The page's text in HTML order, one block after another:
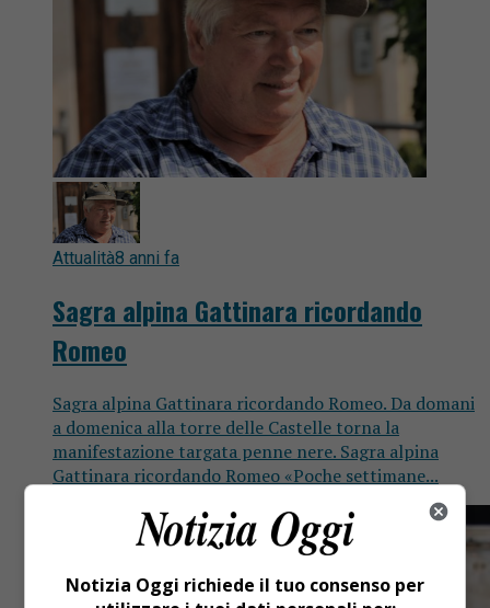
Attualità8 anni fa
Sagra alpina Gattinara ricordando
Romeo
Sagra alpina Gattinara ricordando Romeo. Da domani
a domenica alla torre delle Castelle torna la
manifestazione targata penne nere. Sagra alpina
Gattinara ricordando Romeo «Poche settimane...
Notizia Oggi richiede il tuo consenso per